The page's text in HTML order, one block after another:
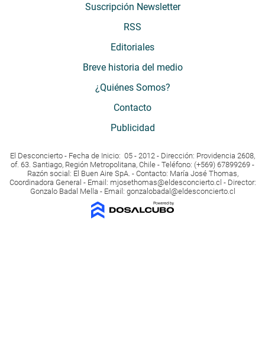
Suscripción Newsletter
RSS
Editoriales
Breve historia del medio
¿Quiénes Somos?
Contacto
Publicidad
El Desconcierto - Fecha de Inicio: 05 - 2012 - Dirección: Providencia 2608,
of. 63. Santiago, Región Metropolitana, Chile - Teléfono: (+569) 67899269 -
Razón social: El Buen Aire SpA. - Contacto: María José Thomas,
Coordinadora General - Email: mjosethomas@eldesconcierto.cl - Director:
Gonzalo Badal Mella - Email: gonzalobadal@eldesconcierto.cl